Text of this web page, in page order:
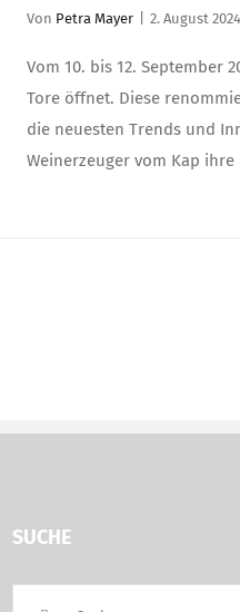
Von Petra Mayer 2. August 2024
Vom 10. bis 12. September
Tore öffnet. Diese
die neuesten Trends und
Weinerzeuger vom Kap
SUCHE